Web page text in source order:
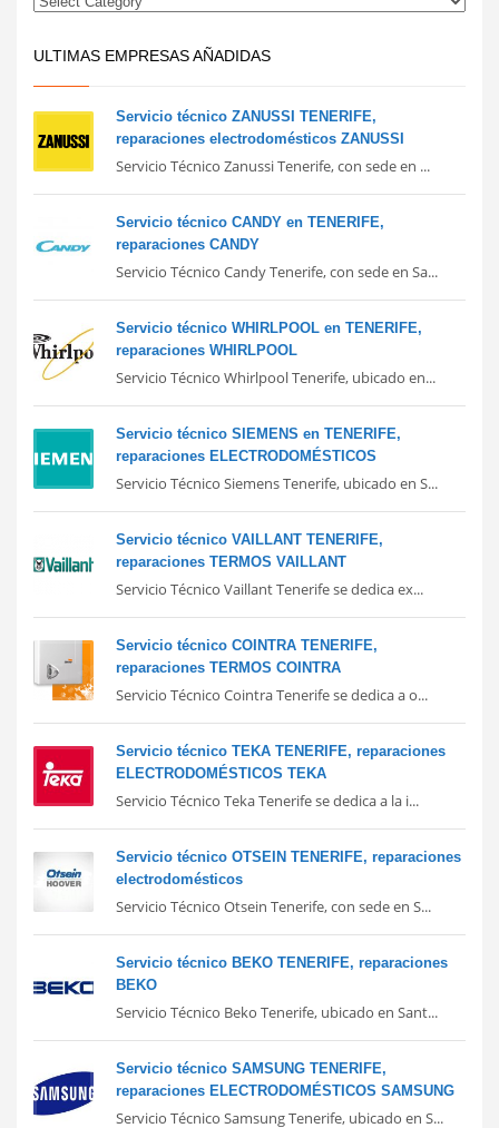
ULTIMAS EMPRESAS AÑADIDAS
Servicio técnico ZANUSSI TENERIFE,
reparaciones electrodomésticos ZANUSSI
Servicio Técnico Zanussi Tenerife, con sede en ...
Servicio técnico CANDY en TENERIFE,
reparaciones CANDY
Servicio Técnico Candy Tenerife, con sede en Sa...
Servicio técnico WHIRLPOOL en TENERIFE,
reparaciones WHIRLPOOL
Servicio Técnico Whirlpool Tenerife, ubicado en...
Servicio técnico SIEMENS en TENERIFE,
reparaciones ELECTRODOMÉSTICOS
Servicio Técnico Siemens Tenerife, ubicado en S...
Servicio técnico VAILLANT TENERIFE,
reparaciones TERMOS VAILLANT
Servicio Técnico Vaillant Tenerife se dedica ex...
Servicio técnico COINTRA TENERIFE,
reparaciones TERMOS COINTRA
Servicio Técnico Cointra Tenerife se dedica a o...
Servicio técnico TEKA TENERIFE, reparaciones
ELECTRODOMÉSTICOS TEKA
Servicio Técnico Teka Tenerife se dedica a la i...
Servicio técnico OTSEIN TENERIFE, reparaciones
electrodomésticos
Servicio Técnico Otsein Tenerife, con sede en S...
Servicio técnico BEKO TENERIFE, reparaciones
BEKO
Servicio Técnico Beko Tenerife, ubicado en Sant...
Servicio técnico SAMSUNG TENERIFE,
reparaciones ELECTRODOMÉSTICOS SAMSUNG
Servicio Técnico Samsung Tenerife, ubicado en S...